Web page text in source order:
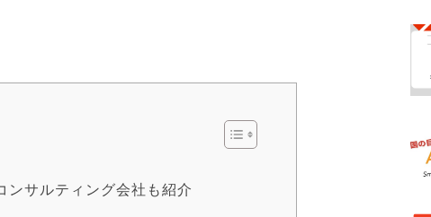
ング広告運用・
SEO対策・SEOコン
ンサルティング会社も紹介